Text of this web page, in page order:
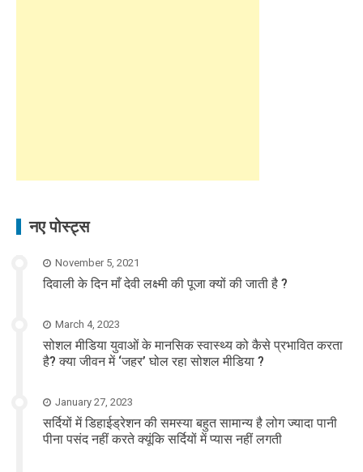
नए पोस्ट्स
November 5, 2021
दिवाली के दिन माँ देवी लक्ष्मी की पूजा क्यों की जाती है ?
March 4, 2023
सोशल मीडिया युवाओं के मानसिक स्वास्थ्य को कैसे प्रभावित करता
है? क्या जीवन में ‘जहर’ घोल रहा सोशल मीडिया ?
January 27, 2023
सर्दियों में डिहाईड्रेशन की समस्या बहुत सामान्य है लोग ज्यादा पानी
पीना पसंद नहीं करते क्यूंकि सर्दियों में प्यास नहीं लगती